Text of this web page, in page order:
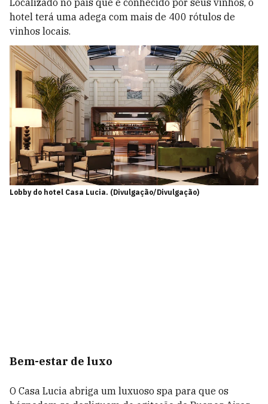
hotel terá uma adega com mais de 400 rótulos de
vinhos locais.
Lobby do hotel Casa Lucia. (Divulgação/Divulgação)
Bem-estar de luxo
O Casa Lucia abriga um luxuoso spa para que os